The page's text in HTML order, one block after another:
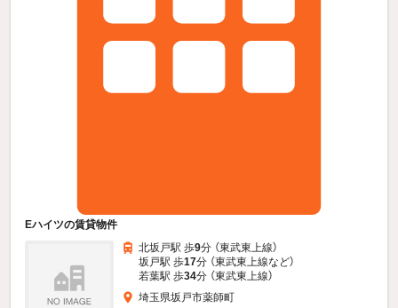
Eハイツの賃貸物件
北坂戸駅 歩9分 （東武東上線）
坂戸駅 歩17分 （東武東上線など）
若葉駅 歩34分 （東武東上線）
埼玉県坂戸市薬師町